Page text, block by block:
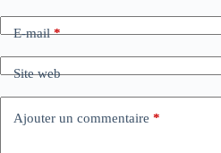
E-mail*
Site web
Ajouter un commentaire *